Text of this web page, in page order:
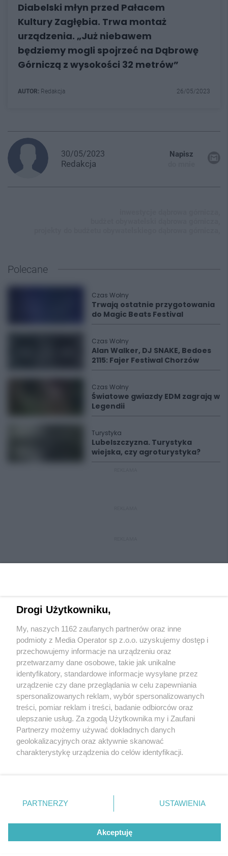
Diabelski młyn przed Pałacem
Kultury Zagłębia. Trwa montaż
urządzenia. „Już niebawem
będziemy mogli spojrzeć na Dąbrowę
Górniczą z wysokości 32 metrów”
AUTOR: Redakcja 26/05/2023
30/05/2023
Redakcja
Napisz
Polecane
Czas Wolny
Trwają ostatnie przygotowania
do Magic Beats Festival
Czas Wolny
Alan Walker, DJ SNAKE, Bedoes
2115: Fajer Festiwal Chorzów
Czas Wolny
Światowe gwiazdy EDM zagrają w
Legendii
Turystyka
Lubelszczyzna. Turystyka
wiejska, czy agroturystyka?
Wydawca mediówlokalnych
Nie zapomnij
zapoznać się z:
polityką prywatności
Twojemiasto
Piekary Śląskie
Chorzów
Tarnowskie Góry
Gliwice
Skontakuj sięz nami
Kontakt
Redakcja
Newsletter
Drogi Użytkowniku,
My, naszych 1162 zaufanych partnerów oraz inne
podmioty z Media Operator sp z.o.o. uzyskujemy dostęp i
przechowujemy informacje na urządzeniu oraz
przetwarzamy dane osobowe, takie jak unikalne
identyfikatory, standardowe informacje wysyłane przez
urządzenie czy dane przeglądania w celu zapewniania
spersonalizowanych reklam, wybór spersonalizowanych
treści, pomiar reklam i treści, badanie odbiorców oraz
ulepszanie usług. Za zgodą Użytkownika my i Zaufani
Partnerzy możemy używać dokładnych danych
geolokalizacyjnych oraz aktywnie skanować
charakterystykę urządzenia do celów identyfikacji.
zmienić/wycofać klikając przycisk ustawień prywatności
znajdujący się w lewym dolnym rogu strony
rodzaje przetwarzania danych nie wymagają zgody
użytkownika, ale masz prawo sprzeciwić się takiemu
przetwarzaniu. Preferencje będą miały zastosowania tylko
PARTNERZY USTAWIENIA
Akceptuję